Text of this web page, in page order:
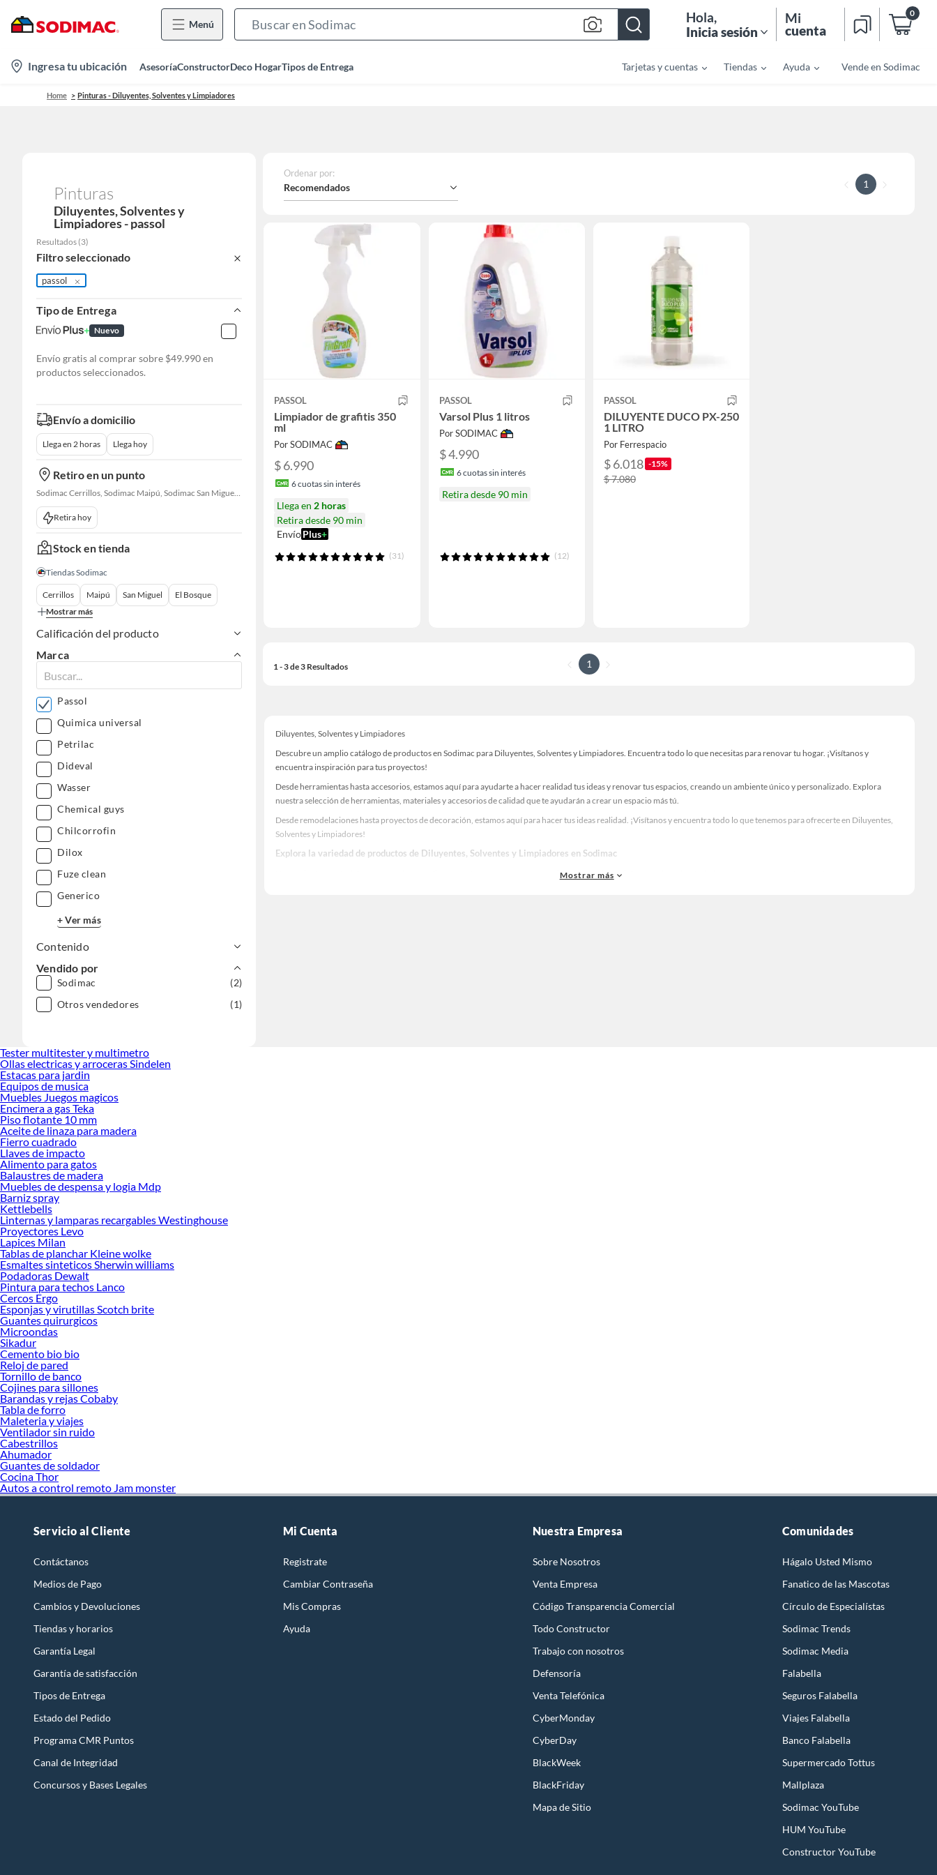
Menú
Bar
Hola,
Inicia sesión
Mi
cuenta
0
location-
icon
Ingresa tu ubicación AsesoríaConstructorDeco HogarTipos de Entrega Tarjetas y cuentas Tiendas Ayuda Vende en Sodimac
Home Pinturas - Diluyentes, Solventes y Limpiadores
Pinturas
Diluyentes, Solventes y
Limpiadores - passol
Resultados (3)
Filtro seleccionado
passol
Tipo de Entrega
Nuevo
Envío gratis al comprar sobre $49.990 en
productos seleccionados.
Envío a domicilio
Llega en 2 horas Llega hoy
Retiro en un punto
Sodimac Cerrillos, Sodimac Maipú, Sodimac San Miguel, Sodimac El Bosque, Sodimac San Bernardo, Sodimac Talagante, Sodimac San Fernando
Retira hoy
Stock en tienda
Tiendas Sodimac
Cerrillos Maipú San Miguel
El Bosque
Mostrar más
Calificación del producto
Marca
Passol
Quimica universal
Petrilac
Dideval
Wasser
Chemical guys
Chilcorrofin
Dilox
Fuze clean
Generico
+ Ver más
Contenido
Vendido por
Sodimac
(2)
Otros vendedores
(1)
Ordenar por:
Recomendados 1
PASSOL
Limpiador de grafitis 350
ml
Por SODIMAC
$ 6.990
6cuotas sin interés
Llega en 2 horas
Retira desde 90 min
EnvíoPlus+
(31)
PASSOL
Varsol Plus 1 litros
Por SODIMAC
$ 4.990
6cuotas sin interés
Retira desde 90 min
(12)
PASSOL
DILUYENTE DUCO PX-250
1 LITRO
Por Ferrespacio
$ 6.018 -15%
$ 7.080
1 - 3 de 3 Resultados 1
Diluyentes, Solventes y Limpiadores
Descubre un amplio catálogo de productos en Sodimac para Diluyentes, Solventes y Limpiadores. Encuentra todo lo que necesitas para renovar tu hogar. ¡Visítanos y
encuentra inspiración para tus proyectos!
Desde herramientas hasta accesorios, estamos aquí para ayudarte a hacer realidad tus ideas y renovar tus espacios, creando un ambiente único y personalizado. Explora
nuestra selección de herramientas, materiales y accesorios de calidad que te ayudarán a crear un espacio más tú.
Desde remodelaciones hasta proyectos de decoración, estamos aquí para hacer tus ideas realidad. ¡Visítanos y encuentra todo lo que tenemos para ofrecerte en Diluyentes,
Solventes y Limpiadores!
Explora la variedad de productos de Diluyentes, Solventes y Limpiadores en Sodimac
Herramientas, materiales y accesorios de calidad para tus proyectos y renovación de espacios. ¡Visítanos y descubre todo lo que tenemos para ofrecerte!
Mostrar más
Tester multitester y multimetro
Ollas electricas y arroceras Sindelen
Estacas para jardin
Equipos de musica
Muebles Juegos magicos
Encimera a gas Teka
Piso flotante 10 mm
Aceite de linaza para madera
Fierro cuadrado
Llaves de impacto
Alimento para gatos
Balaustres de madera
Muebles de despensa y logia Mdp
Barniz spray
Kettlebells
Linternas y lamparas recargables Westinghouse
Proyectores Levo
Lapices Milan
Tablas de planchar Kleine wolke
Esmaltes sinteticos Sherwin williams
Podadoras Dewalt
Pintura para techos Lanco
Cercos Ergo
Esponjas y virutillas Scotch brite
Guantes quirurgicos
Microondas
Sikadur
Cemento bio bio
Reloj de pared
Tornillo de banco
Cojines para sillones
Barandas y rejas Cobaby
Tabla de forro
Maleteria y viajes
Ventilador sin ruido
Cabestrillos
Ahumador
Guantes de soldador
Cocina Thor
Autos a control remoto Jam monster
Servicio al Cliente
Contáctanos
Medios de Pago
Cambios y Devoluciones
Tiendas y horarios
Garantía Legal
Garantía de satisfacción
Tipos de Entrega
Estado del Pedido
Programa CMR Puntos
Canal de Integridad
Concursos y Bases Legales
Mi Cuenta
Registrate
Cambiar Contraseña
Mis Compras
Ayuda
Nuestra Empresa
Sobre Nosotros
Venta Empresa
Código Transparencia Comercial
Todo Constructor
Trabajo con nosotros
Defensoría
Venta Telefónica
CyberMonday
CyberDay
BlackWeek
BlackFriday
Mapa de Sitio
Comunidades
Hágalo Usted Mismo
Fanatico de las Mascotas
Círculo de Especialístas
Sodimac Trends
Sodimac Media
Falabella
Seguros Falabella
Viajes Falabella
Banco Falabella
Supermercado Tottus
Mallplaza
Sodimac YouTube
HUM YouTube
Constructor YouTube